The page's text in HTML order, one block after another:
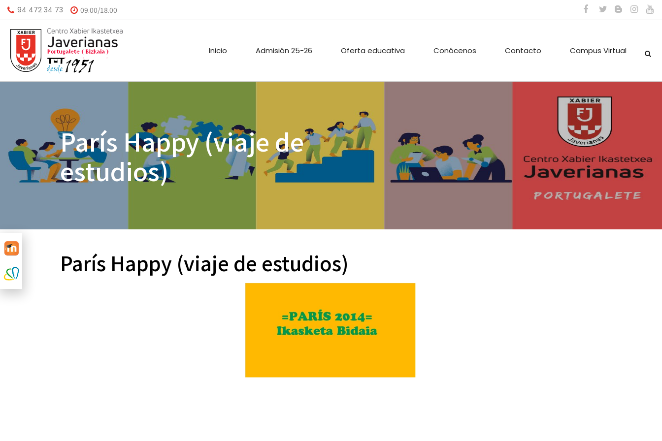
94 472 34 73 09.00/18.00
Inicio Admisión 25-26 Oferta educativa Conócenos
MISIÓN
VISIÓN
VALORES
CALENDARIO ESCOLAR
BIBLIOTECA
HORARIO PÚBLICO
INSTALACIONES
PROYECTOS DE
INNOVACIÓN
PROYECTO DIGITAL DE
CENTRO
CALIDAD
ACTIVIDADES
EXTRAESCOLARES
Contacto Campus Virtual
París Happy (viaje de
estudios)
París Happy (viaje de estudios)